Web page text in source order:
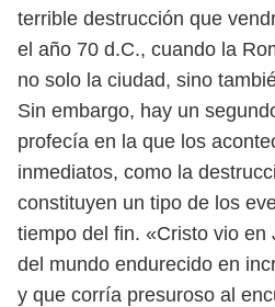
terrible destrucción que
el año 70 d.C., cuando la
no solo la ciudad, sino
Sin embargo, hay un
profecía en la que los
inmediatos, como la
constituyen un tipo de los
tiempo del fin. «Cristo vio en
del mundo endurecido en
y que corría presuroso al